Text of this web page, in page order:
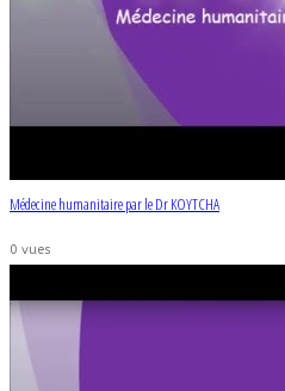
Médecine humanitaire par le Dr KOYTCHA
0 vues